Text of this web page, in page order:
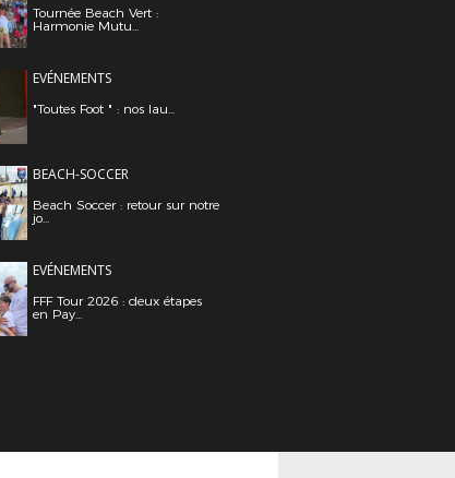
Tournée Beach Vert :
Harmonie Mutu...
EVÉNEMENTS
"Toutes Foot " : nos lau...
BEACH-SOCCER
Beach Soccer : retour sur notre
jo...
EVÉNEMENTS
FFF Tour 2026 : deux étapes
en Pay...